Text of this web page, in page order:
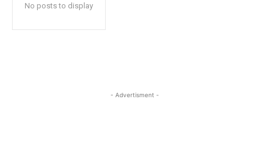
No posts to display
- Advertisment -